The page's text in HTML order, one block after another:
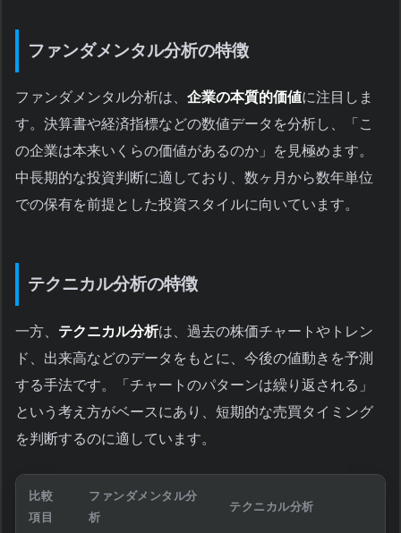
ファンダメンタル分析の特徴
ファンダメンタル分析は、 企業の本質的価値に注目しま
す。決算書や経済指標などの数値データを分析し、「こ
の企業は本来いくらの価値があるのか」を見極めます。
中長期的な投資判断に適しており、数ヶ月から数年単位
での保有を前提とした投資スタイルに向いています。
テクニカル分析の特徴
一方、 テクニカル分析は、過去の株価チャートやトレン
ド、出来高などのデータをもとに、今後の値動きを予測
する手法です。「チャートのパターンは繰り返される」
という考え方がベースにあり、短期的な売買タイミング
を判断するのに適しています。
比較
項目
ファンダメンタル分
析
テクニカル分析